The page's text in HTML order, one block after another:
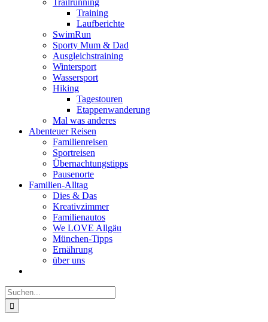
Trailrunning
Training
Laufberichte
SwimRun
Sporty Mum & Dad
Ausgleichstraining
Wintersport
Wassersport
Hiking
Tagestouren
Etappenwanderung
Mal was anderes
Abenteuer Reisen
Familienreisen
Sportreisen
Übernachtungstipps
Pausenorte
Familien-Alltag
Dies & Das
Kreativzimmer
Familienautos
We LOVE Allgäu
München-Tipps
Ernährung
über uns
Suche
nach: